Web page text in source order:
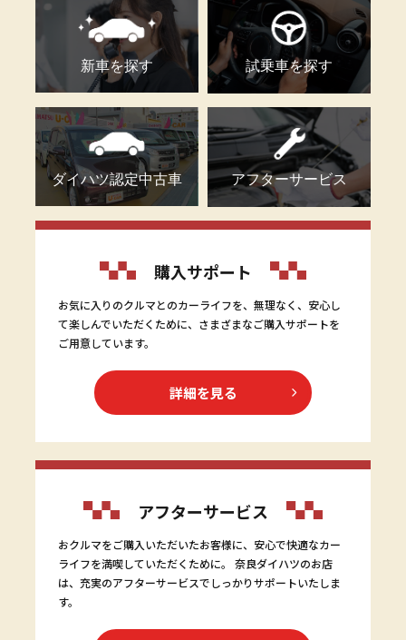
新車を探す 試乗車を探す
ダイハツ認定中古車 アフターサービス
購入サポート
お気に入りのクルマとのカーライフを、無理なく、安心し
て楽しんでいただくために、さまざまなご購入サポートを
ご用意しています。
詳細を見る
アフターサービス
おクルマをご購入いただいたお客様に、安心で快適なカー
ライフを満喫していただくために。 奈良ダイハツのお店
は、充実のアフターサービスでしっかりサポートいたしま
す。